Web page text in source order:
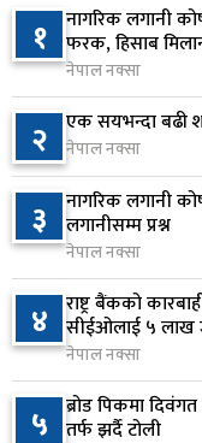
६
प्रस्तुत हुने
२२ घण्टा अघि
७
आज बस्ने
सर्‍यो
२२ घण्टा अघि
८
वीरगञ्जमा
रंगेहात पक्राउ
२३ घण्टा अघि
९
जन्मसिद्ध
कार्यकारी
१ नागरिक लगानी
फरक, हिसाब
नेपाल नक्सा
२ एक सयभन्दा बढी
नेपाल नक्सा
३ नागरिक लगानी
लगानीसम्म प्रश्न
नेपाल नक्सा
४ राष्ट्र बैंकको
सीईओलाई ५ लाख
नेपाल नक्सा
५ ब्रोड पिकमा
तर्फ झर्दै टोली